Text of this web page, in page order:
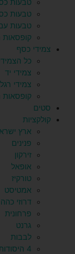
טבעות
טבעות
טבעות
קופסאות
צמידי כסף
כל
צמידי יד
צמידי רגל
קופסאות
סטים
קולקציות
ארץ
פנינים
זירקון
אופאל
טורקיז
אמטיסט
דרוזי כהה
פרחונית
גרנט
לבבות
4 היסודות